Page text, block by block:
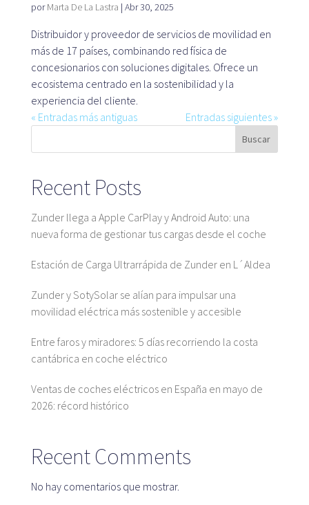
porMarta De La Lastra | Abr 30, 2025
Distribuidor y proveedor de servicios de movilidad en
más de 17 países, combinando red física de
concesionarios con soluciones digitales. Ofrece un
ecosistema centrado en la sostenibilidad y la
experiencia del cliente.
« Entradas más antiguas
Entradas siguientes »
Buscar
Recent Posts
Zunder llega a Apple CarPlay y Android Auto: una
nueva forma de gestionar tus cargas desde el coche
Estación de Carga Ultrarrápida de Zunder en L´Aldea
Zunder y SotySolar se alían para impulsar una
movilidad eléctrica más sostenible y accesible
Entre faros y miradores: 5 días recorriendo la costa
cantábrica en coche eléctrico
Ventas de coches eléctricos en España en mayo de
2026: récord histórico
Recent Comments
No hay comentarios que mostrar.